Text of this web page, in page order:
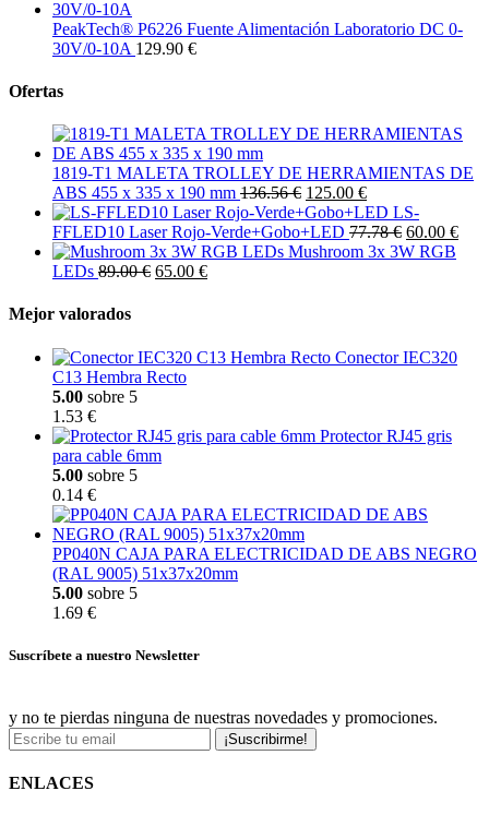
PeakTech® P6226 Fuente Alimentación Laboratorio DC 0-
30V/0-10A 129.90 €
Ofertas
1819-T1 MALETA TROLLEY DE HERRAMIENTAS DE
ABS 455 x 335 x 190 mm 136.56 € 125.00 €
LS-
FFLED10 Laser Rojo-Verde+Gobo+LED 77.78 € 60.00 €
Mushroom 3x 3W RGB
LEDs 89.00 € 65.00 €
Mejor valorados
Conector IEC320
C13 Hembra Recto
5.00 sobre 5
1.53 €
Protector RJ45 gris
para cable 6mm
5.00 sobre 5
0.14 €
PP040N CAJA PARA ELECTRICIDAD DE ABS NEGRO
(RAL 9005) 51x37x20mm
5.00 sobre 5
1.69 €
Suscríbete a nuestro Newsletter
y no te pierdas ninguna de nuestras novedades y promociones.
¡Suscribirme!
ENLACES